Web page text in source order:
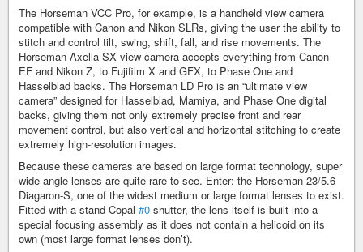
The Horseman VCC Pro, for example, is a handheld view camera
compatible with Canon and Nikon SLRs, giving the user the ability to
stitch and control tilt, swing, shift, fall, and rise movements. The
Horseman Axella SX view camera accepts everything from Canon
EF and Nikon Z, to Fujifilm X and GFX, to Phase One and
Hasselblad backs. The Horseman LD Pro is an “ultimate view
camera” designed for Hasselblad, Mamiya, and Phase One digital
backs, giving them not only extremely precise front and rear
movement control, but also vertical and horizontal stitching to create
extremely high-resolution images.
Because these cameras are based on large format technology, super
wide-angle lenses are quite rare to see. Enter: the Horseman 23/5.6
Diagaron-S, one of the widest medium or large format lenses to exist.
Fitted with a stand Copal #0 shutter, the lens itself is built into a
special focusing assembly as it does not contain a helicoid on its
own (most large format lenses don’t).